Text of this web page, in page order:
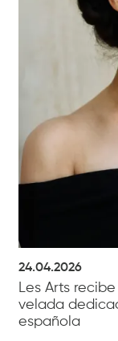
24.04.2026
Les Arts
velada
española